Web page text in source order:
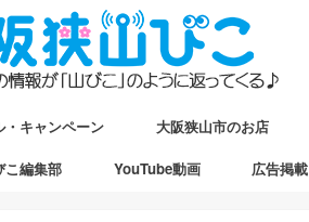
・キャンペーン 大阪狭山市のお店
こ編集部 YouTube動画 広告掲載